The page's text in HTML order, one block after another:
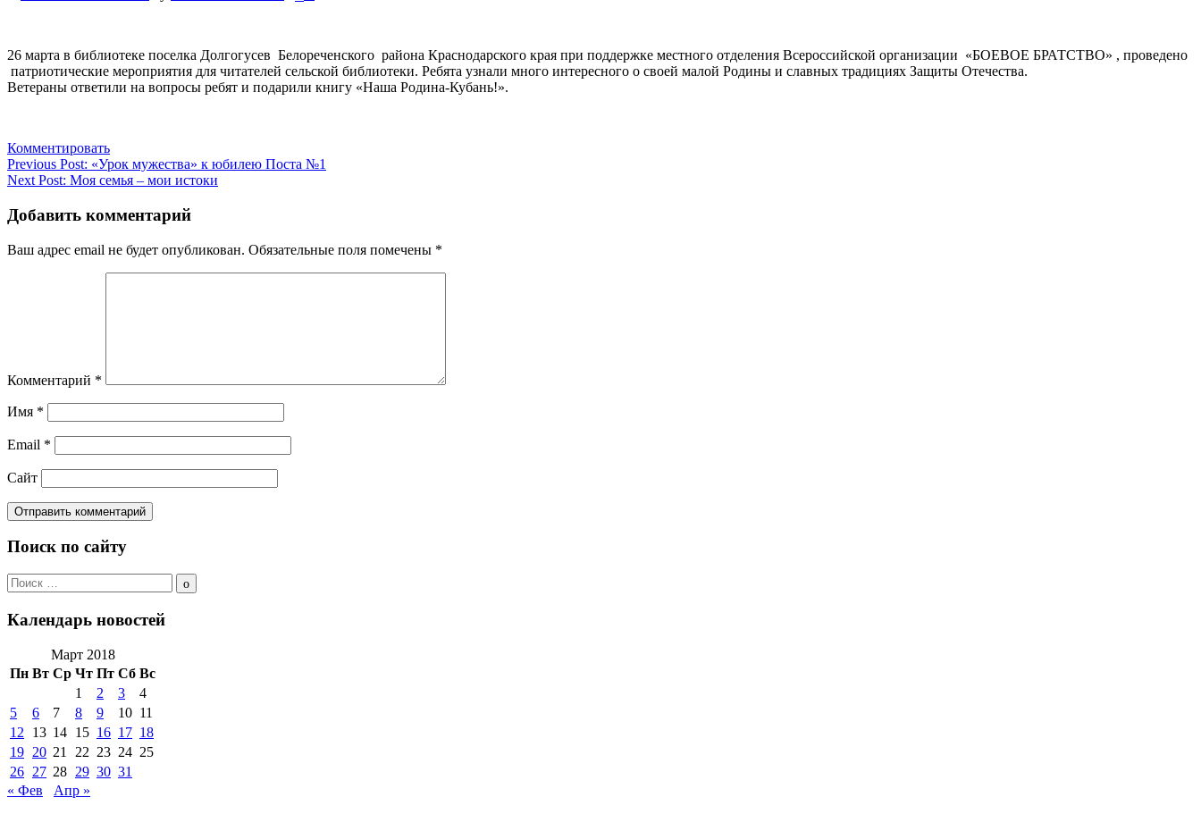
26 марта в библиотеке поселка Долгогусев Белореченского района Краснодарского края при поддержке местного отделения Всероссийской организации «БОЕВОЕ БРАТСТВО» , проведено
патриотические мероприятия для читателей сельской библиотеки. Ребята узнали много интересного о своей малой Родины и славных традициях Защиты Отечества.
Ветераны ответили на вопросы ребят и подарили книгу «Наша Родина-Кубань!».
Комментировать
Навигация
по
записям
Previous Post: «Урок мужества» к юбилею Поста №1
Next Post: Моя семья – мои истоки
Добавить комментарий
Ваш адрес email не будет опубликован. Обязательные поля помечены *
Комментарий *
Имя *
Email *
Сайт
Поиск по сайту
Поиск
по:
Поиск
Календарь новостей
Март 2018
Пн Вт Ср Чт Пт Сб Вс
1
2 3
4
5
6 7 8 9 10 11
12
13 14 15 16 17 18
19 20 21 22 23 24 25
26 27 28 29 30 31
« Фев
Апр »